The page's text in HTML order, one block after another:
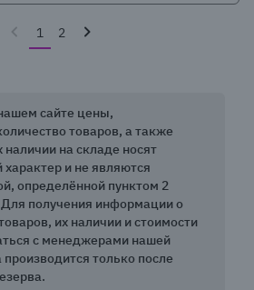
1 2
сайте цены,
товаров, а также
на складе носят
и не являются
определённой пунктом 2
получения информации о
их наличии и стоимости
с менеджерами нашей
только после